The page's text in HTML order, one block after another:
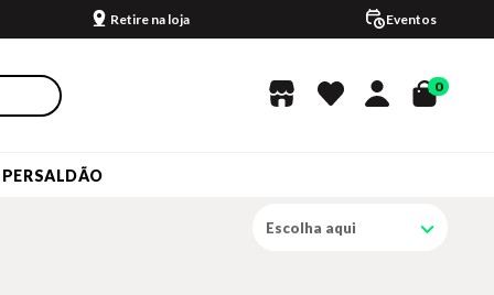
Retire na loja Eventos
0
Escolha aqui